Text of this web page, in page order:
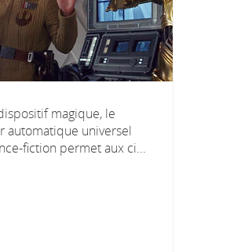
magique, le
automatique universel
fiction permet aux ci...